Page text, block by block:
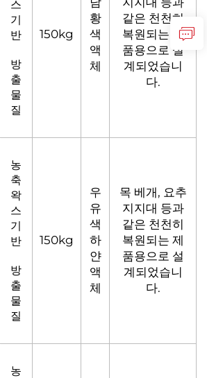
스
기
반
방
출
물
질
150kg
황
색
액
체
같은 천천히
복원되는 제
품용으로 설
계되었습니
다.
농
축
왁
스
기
반
방
출
물
질
150kg
우
유
색
하
얀
액
체
목 베개, 요추
지지대 등과
같은 천천히
복원되는 제
품용으로 설
계되었습니
다.
농